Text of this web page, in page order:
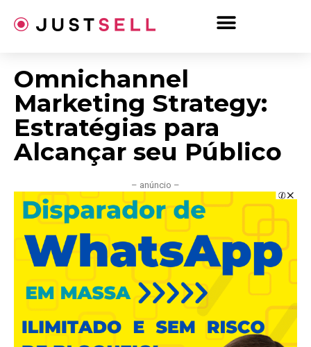
para
Omnichannel
Marketing Strategy:
Estratégias para
Alcançar seu Público
– anúncio –